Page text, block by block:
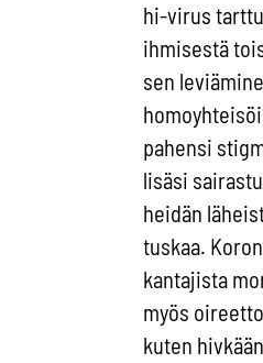
hi-virus
ihmisestä
sen
pahensi
lisäsi
heidän
tuskaa.
kantajista
myös
kuten